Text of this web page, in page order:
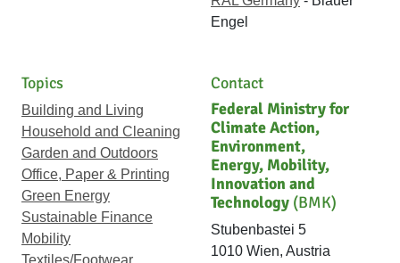
Engel
Topics
Building and Living
Household and Cleaning
Garden and Outdoors
Office, Paper & Printing
Green Energy
Sustainable Finance
Mobility
Textiles/Footwear
Contact
Federal Ministry for
Climate Action,
Environment,
Energy, Mobility,
Innovation and
Technology (BMK)
Stubenbastei 5
1010 Wien, Austria